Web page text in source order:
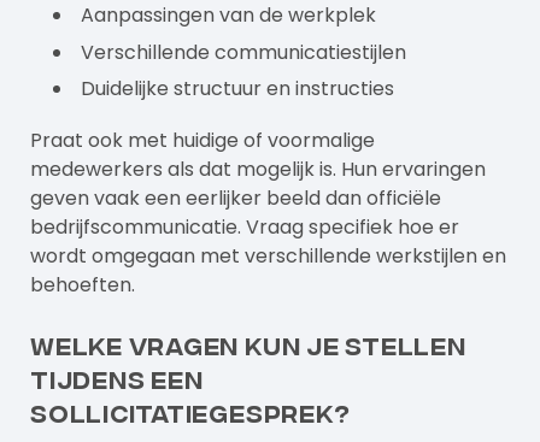
Aanpassingen van de werkplek
Verschillende communicatiestijlen
Duidelijke structuur en instructies
Praat ook met huidige of voormalige
medewerkers als dat mogelijk is. Hun ervaringen
geven vaak een eerlijker beeld dan officiële
bedrijfscommunicatie. Vraag specifiek hoe er
wordt omgegaan met verschillende werkstijlen en
behoeften.
Welke vragen kun je stellen
tijdens een
sollicitatiegesprek?